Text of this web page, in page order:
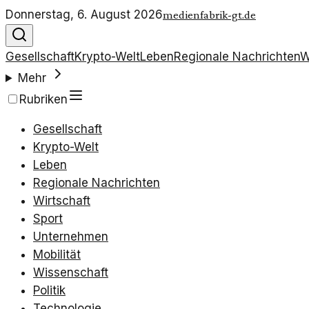
Donnerstag, 6. August 2026medienfabrik-gt.de
GesellschaftKrypto-WeltLebenRegionale Nachrichten
Mehr
Rubriken
Gesellschaft
Krypto-Welt
Leben
Regionale Nachrichten
Wirtschaft
Sport
Unternehmen
Mobilität
Wissenschaft
Politik